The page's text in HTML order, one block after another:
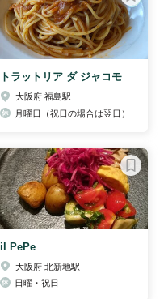
トラットリア ダ ジャコモ
大阪府 福島駅
月曜日（祝日の場合は翌日）
il PePe
大阪府 北新地駅
日曜・祝日